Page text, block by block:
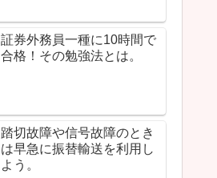
証券外務員一種に10時間で
合格！その勉強法とは。
踏切故障や信号故障のとき
は早急に振替輸送を利用し
よう。